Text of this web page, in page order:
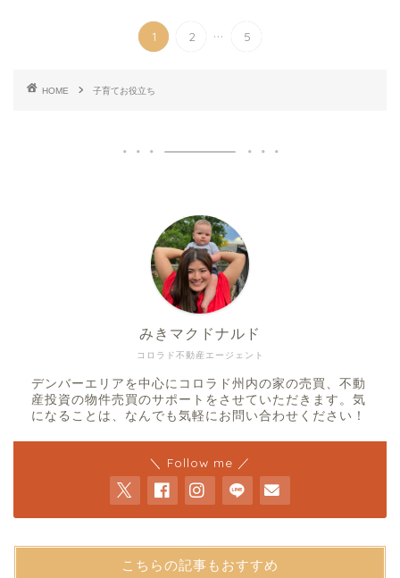
1 2 ... 5
HOME 子育てお役立ち
コロラド不動産エージェント
みきマクドナルド
デンバーエリアを中心にコロラド州内の家の売買、不動
産投資の物件売買のサポートをさせていただきます。気
になることは、なんでも気軽にお問い合わせください！
＼ Follow me ／
こちらの記事もおすすめ